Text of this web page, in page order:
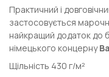
Практичний і
застосовується
найкращий додаток до
німецького концерну
Щільність 430 г/м²